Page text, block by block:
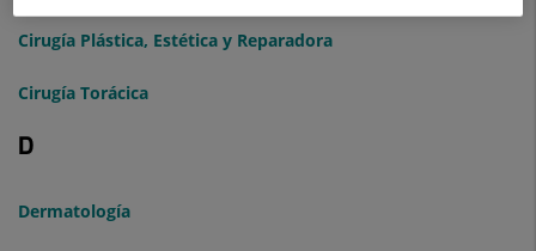
Cirugía Plástica, Estética y Reparadora
Cirugía Torácica
D
Dermatología